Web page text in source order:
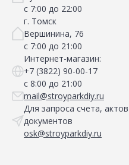
с 7:00 до 22:00
г. Томск
Вершинина, 76
с 7:00 до 21:00
Интернет-магазин:
+7 (3822) 90-00-17
с 8:00 до 21:00
mail@stroyparkdiy.ru
Для запроса счета,
документов
osk@stroyparkdiy.ru